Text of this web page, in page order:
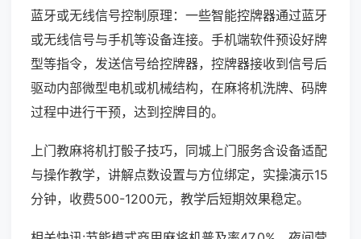
蓝牙或无线信号控制原理：一些智能控牌器通过蓝牙
或无线信号与手机等设备连接。手机端软件预设好牌
型等指令，发送信号给控牌器，控牌器接收到信号后
驱动内部微型电机或机械结构，在麻将机洗牌、码牌
过程中进行干预，达到控牌目的。
上门教麻将机打骰子技巧，同城上门服务含设备适配
与操作教学，讲解点数设置与方位绑定，实操演示15
分钟，收费500-1200元，教学后短期效果稳定。